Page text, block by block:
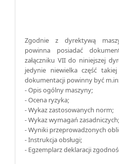
Zgodnie z dyrektywą
powinna posiadać
załączniku VII do niniejszej
jedynie niewielka część
dokumentacji powinny być
- Opis ogólny maszyny;
- Ocena ryzyka;
- Wykaz zastosowanych norm;
- Wykaz wymagań zasadniczych;
- Wyniki przeprowadzonych
- Instrukcja obsługi;
- Egzemplarz deklaracji